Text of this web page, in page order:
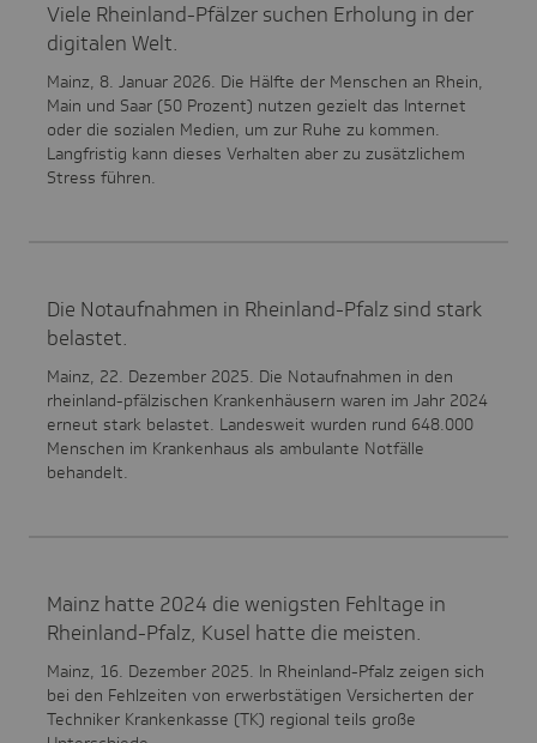
Viele Rheinland-Pfälzer suchen Erholung in der
digitalen Welt.
Mainz, 8. Januar 2026. Die Hälfte der Menschen an Rhein,
Main und Saar (50 Prozent) nutzen gezielt das Internet
oder die sozialen Medien, um zur Ruhe zu kommen.
Langfristig kann dieses Verhalten aber zu zusätzlichem
Stress führen.
Die Notaufnahmen in Rheinland-Pfalz sind stark
belastet.
Mainz, 22. Dezember 2025. Die Notaufnahmen in den
rheinland-pfälzischen Krankenhäusern waren im Jahr 2024
erneut stark belastet. Landesweit wurden rund 648.000
Menschen im Krankenhaus als ambulante Notfälle
behandelt.
Mainz hatte 2024 die wenigsten Fehltage in
Rheinland-Pfalz, Kusel hatte die meisten.
Mainz, 16. Dezember 2025. In Rheinland-Pfalz zeigen sich
bei den Fehlzeiten von erwerbstätigen Versicherten der
Techniker Krankenkasse (TK) regional teils große